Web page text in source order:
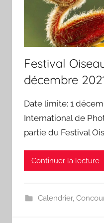
Festival
décembre
Date limite: 1
International de
partie du Festival
Continuer la lecture
Calendrier,